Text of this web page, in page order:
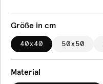
Größe in cm
40x40 50x50
Material